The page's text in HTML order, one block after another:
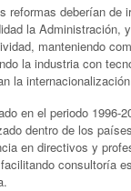
reformas deberían de
la Administración,
manteniendo
la industria con
la
en el periodo 1996-
dentro de los
en directivos y
consultoría